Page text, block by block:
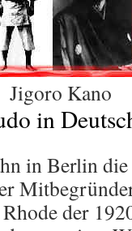
Jigoro Kano
in
in Berlin
der